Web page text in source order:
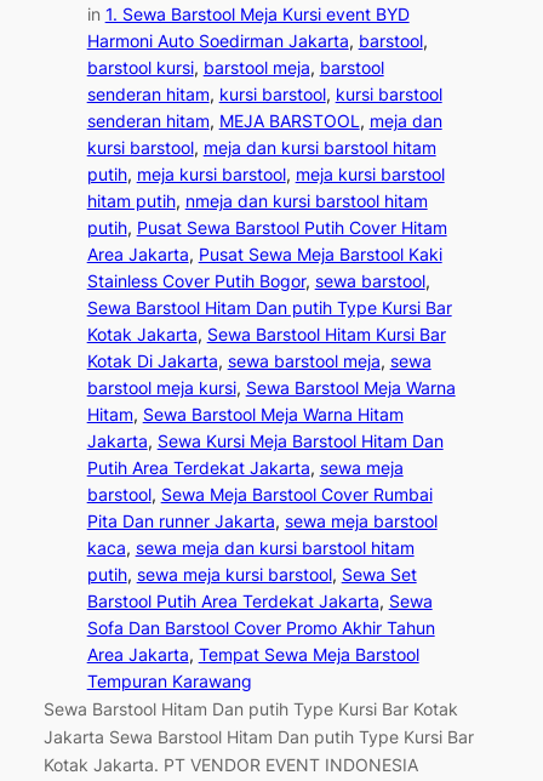
in 1. Sewa Barstool Meja Kursi event BYD
Harmoni Auto Soedirman Jakarta, barstool
barstool kursi, barstool meja, barstool
senderan hitam, kursi barstool, kursi barstool
senderan hitam, MEJA BARSTOOL, meja dan
kursi barstool, meja dan kursi barstool hitam
putih, meja kursi barstool, meja kursi barstool
hitam putih, nmeja dan kursi barstool hitam
putih, Pusat Sewa Barstool Putih Cover Hitam
Area Jakarta, Pusat Sewa Meja Barstool Kaki
Stainless Cover Putih Bogor, sewa barstool
Sewa Barstool Hitam Dan putih Type Kursi Bar
Kotak Jakarta, Sewa Barstool Hitam Kursi Bar
Kotak Di Jakarta, sewa barstool meja, sewa
barstool meja kursi, Sewa Barstool Meja Warna
Hitam, Sewa Barstool Meja Warna Hitam
Jakarta, Sewa Kursi Meja Barstool Hitam Dan
Putih Area Terdekat Jakarta, sewa meja
barstool, Sewa Meja Barstool Cover Rumbai
Pita Dan runner Jakarta, sewa meja barstool
kaca, sewa meja dan kursi barstool hitam
putih, sewa meja kursi barstool, Sewa Set
Barstool Putih Area Terdekat Jakarta, Sewa
Sofa Dan Barstool Cover Promo Akhir Tahun
Area Jakarta, Tempat Sewa Meja Barstool
Tempuran Karawang
Sewa Barstool Hitam Dan putih Type Kursi Bar Kotak
Jakarta Sewa Barstool Hitam Dan putih Type Kursi Bar
Kotak Jakarta. PT VENDOR EVENT INDONESIA